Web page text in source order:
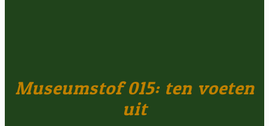
Museumstof 015: ten voeten
uit